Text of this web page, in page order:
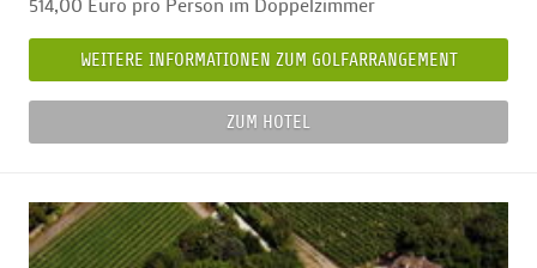
WEITERE INFORMATIONEN ZUM GOLFARRANGEMENT
ZUM HOTEL